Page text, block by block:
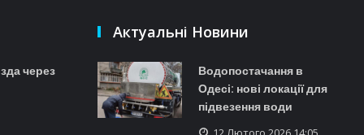
через
Актуальні Новини
Водопостачання в
Одесі: нові локації для
підвезення води